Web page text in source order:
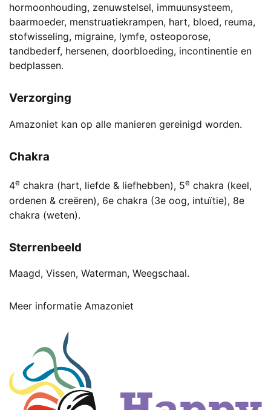
hormoonhouding, zenuwstelsel, immuunsysteem,
baarmoeder, menstruatiekrampen, hart, bloed, reuma,
stofwisseling, migraine, lymfe, osteoporose,
tandbederf, hersenen, doorbloeding, incontinentie en
bedplassen.
Verzorging
Amazoniet kan op alle manieren gereinigd worden.
Chakra
4e chakra (hart, liefde & liefhebben), 5e chakra (keel,
ordenen & creëren), 6e chakra (3e oog, intuïtie), 8e
chakra (weten).
Sterrenbeeld
Maagd, Vissen, Waterman, Weegschaal.
Meer informatie Amazoniet